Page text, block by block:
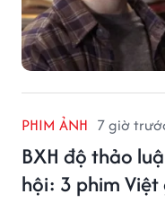
PHIM ẢNH 7 giờ
BXH độ thảo
hội: 3 phim